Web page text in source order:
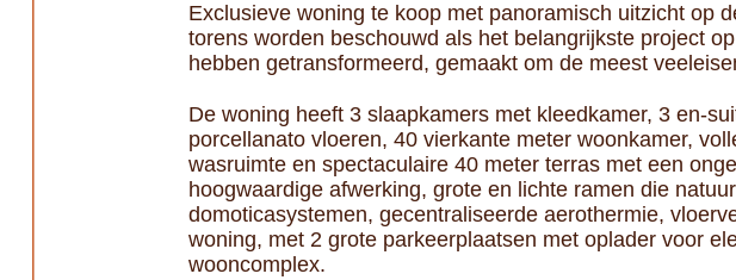
Exclusieve woning te koop met panoramisch uitzicht op
torens worden beschouwd als het belangrijkste project
hebben getransformeerd, gemaakt om de meest
De woning heeft 3 slaapkamers met kleedkamer, 3 en-
porcellanato vloeren, 40 vierkante meter woonkamer,
wasruimte en spectaculaire 40 meter terras met een
hoogwaardige afwerking, grote en lichte ramen die
domoticasystemen, gecentraliseerde aerothermie,
woning, met 2 grote parkeerplaatsen met oplader voor
wooncomplex.